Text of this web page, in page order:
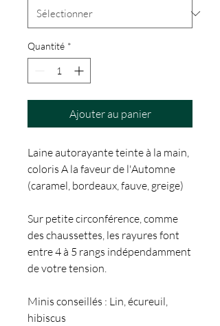
Quantité *
Ajouter au panier
Laine autorayante teinte à la main,
coloris A la faveur de l'Automne
(caramel, bordeaux, fauve, greige)
Sur petite circonférence, comme
des chaussettes, les rayures font
entre 4 à 5 rangs indépendamment
de votre tension.
Minis conseillés : Lin, écureuil,
hibiscus